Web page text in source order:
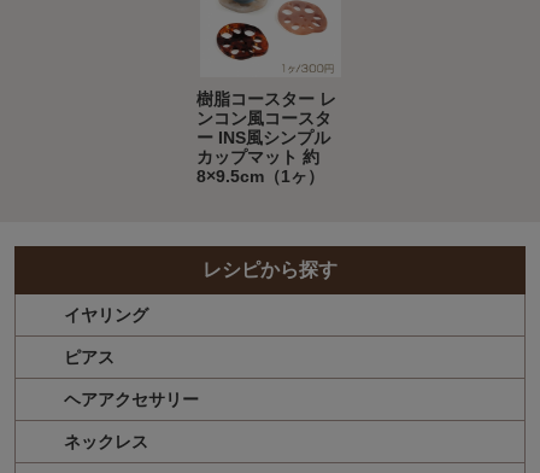
樹脂コースター レ
ンコン風コースタ
ー INS風シンプル
カップマット 約
8×9.5cm（1ヶ）
レシピから探す
イヤリング
ピアス
ヘアアクセサリー
ネックレス